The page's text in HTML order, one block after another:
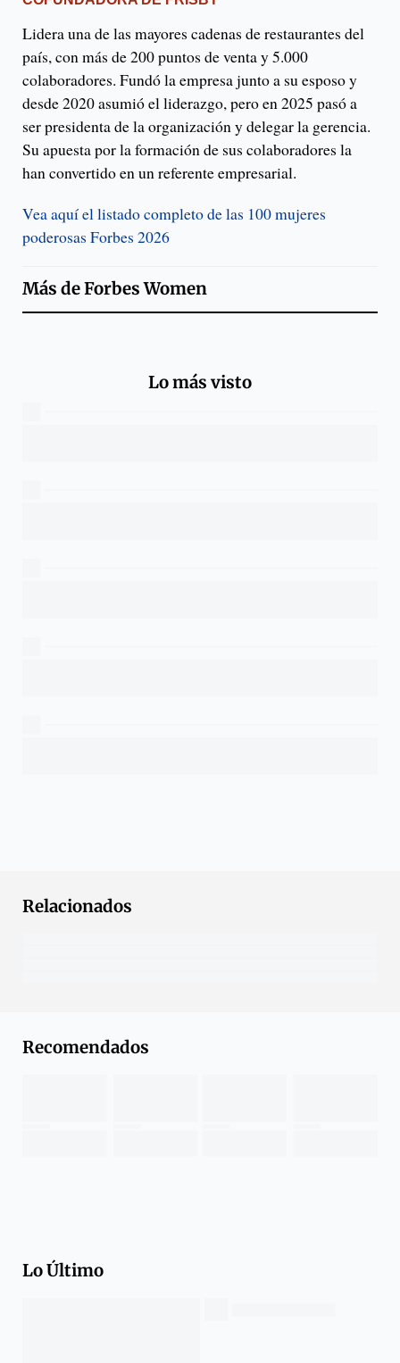
Lidera una de las mayores cadenas de restaurantes del
país, con más de 200 puntos de venta y 5.000
colaboradores. Fundó la empresa junto a su esposo y
desde 2020 asumió el liderazgo, pero en 2025 pasó a
ser presidenta de la organización y delegar la gerencia.
Su apuesta por la formación de sus colaboradores la
han convertido en un referente empresarial.
Vea aquí el listado completo de las 100 mujeres
poderosas Forbes 2026
Más deForbes Women
Lo más visto
Relacionados
Recomendados
Lo Último